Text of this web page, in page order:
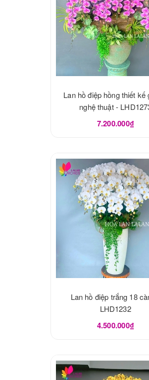
Lan hồ điệp hồng thiết kế
nghệ thuật -
7.200.000₫
Lan hồ điệp trắng 18
LHD1232
4.500.000₫